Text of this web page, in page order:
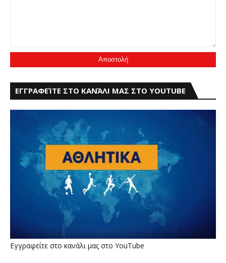
ΕΓΓΡΑΦΕΊΤΕ ΣΤΟ ΚΑΝΆΛΙ ΜΑΣ ΣΤΟ YOUTUBE
Εγγραφείτε στο κανάλι μας στο YouTube